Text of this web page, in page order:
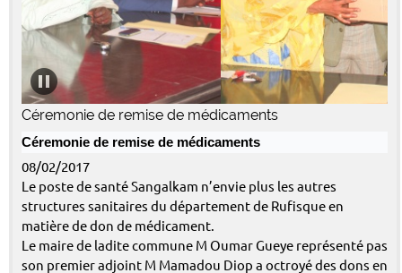
Céremonie de remise de médicaments
Céremonie de remise de médicaments
08/02/2017
Le poste de santé Sangalkam n’envie plus les autres
structures sanitaires du département de Rufisque en
matière de don de médicament.
Le maire de ladite commune M Oumar Gueye représenté pas
son premier adjoint M Mamadou Diop a octroyé des dons en